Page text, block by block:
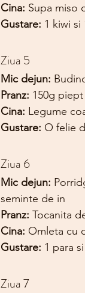
Cina: Supa miso
Gustare: 1 kiwi
Ziua 5
Mic dejun:
Pranz: 150g
Cina: Legume
Gustare: O felie
Ziua 6
Mic dejun:
seminte de in
Pranz: Tocanita
Cina: Omleta cu
Gustare: 1 para
Ziua 7